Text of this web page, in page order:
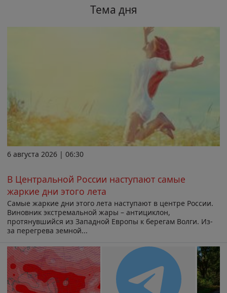
Тема дня
6 августа 2026 | 06:30
В Центральной России наступают самые
жаркие дни этого лета
Самые жаркие дни этого лета наступают в центре России.
Виновник экстремальной жары – антициклон,
протянувшийся из Западной Европы к берегам Волги. Из-
за перегрева земной...